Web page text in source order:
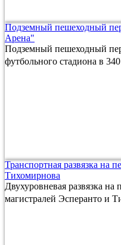
Подземный пешеходный
Арена"
Подземный пешеходный
футбольного стадиона в
Транспортная развязка на
Тихомирнова
Двухуровневая развязка
магистралей Эсперанто и